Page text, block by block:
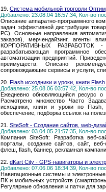
19. Система мобильной торговли
Добавлено: 23.08.04 16:57:34, Кол-во
Описание аппаратно-программного
задач эффективной дистрибуции
PC). Основные направления
заказов), мерчендайзинг, агенты
КОРПОРАТИВНЫХ РАЗРАБОТОК -
разрабатывающая программное
автоматизации предприятий.
преимуществ. Описано
сопровождающие сервисы и услуги,
20. Flash исходники и уроки, книги Flash
Добавлено: 25.08.06 03:57:42, Кол-во
Ежедневно обновляющийся ресурс о
Расмотрено множество Часто
исходники, книги и уроки по Flash,
обеспечение, подборка ссылок на
21. SiteSoft - Создание сайтов, web-
Добавлено: 03.04.05 21:57:35, Кол-во
Компания SiteSoft: Разработка веб-
порталы, создание сайтов, сайт,
флеш, flash, баннер, рекламная
22. dKart City - GPS-навигаторы и
Добавлено: 07.06.06 18:34:39, Кол-во
Навигационные системы и
ПК и мобильных устройств
Регулярные обновления и патчи для